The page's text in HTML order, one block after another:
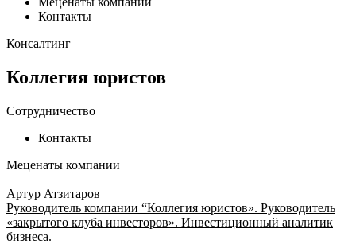
Контакты
Консалтинг
Коллегия юристов
Сотрудничество
Контакты
Меценаты компании
Артур Атзитаров
Руководитель компании “Коллегия юристов». Руководитель
«закрытого клуба инвесторов». Инвестиционный аналитик
бизнеса.